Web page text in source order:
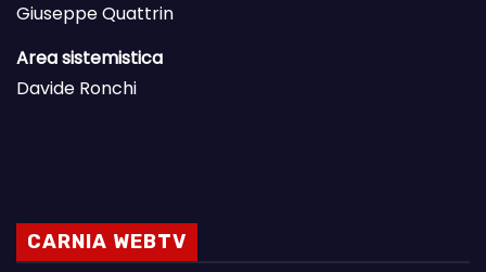
Giuseppe Quattrin
Area sistemistica
Davide Ronchi
CARNIA WEBTV